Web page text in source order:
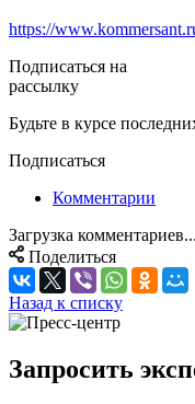
https://
Подписаться на
рассылку
Будьте в курсе
Подписаться
Комментарии
Загрузка комментариев...
Поделиться
Назад к списку
Запросить